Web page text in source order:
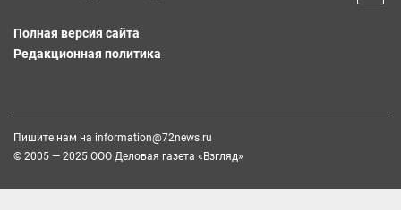
Полная версия сайта
Редакционная политика
Пишите нам на information@72news.ru
© 2005 — 2025 ООО Деловая газета «Взгляд»